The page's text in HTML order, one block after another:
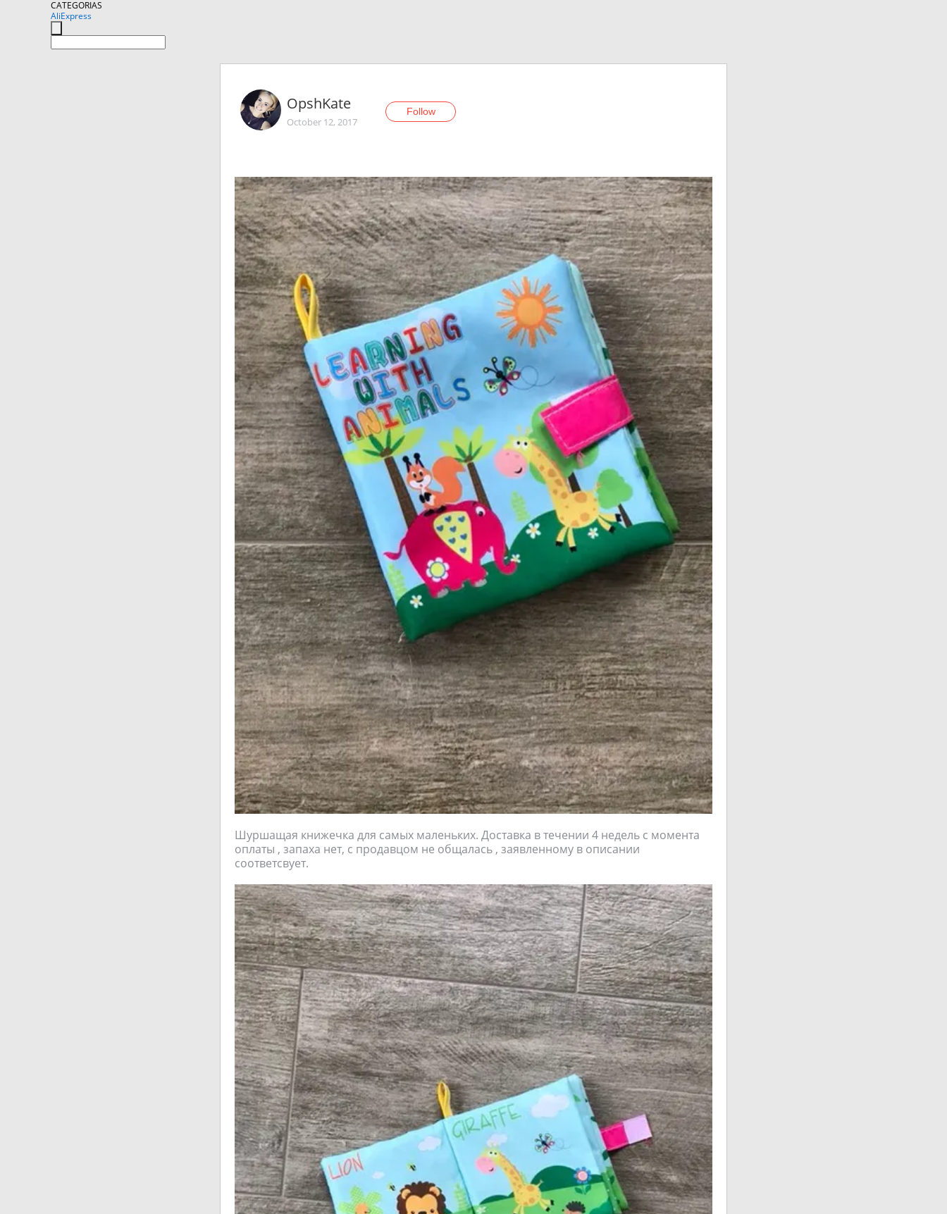
CATEGORIAS
AliExpress
OpshKate
October 12, 2017
Follow
Шуршащая книжечка для самых маленьких. Доставка в течении 4 недель с момента
оплаты , запаха нет, с продавцом не общалась , заявленному в описании
соответсвует.